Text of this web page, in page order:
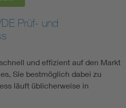
Prüf- und
und effizient auf den Markt
Sie bestmöglich dabei zu
läuft üblicherweise in